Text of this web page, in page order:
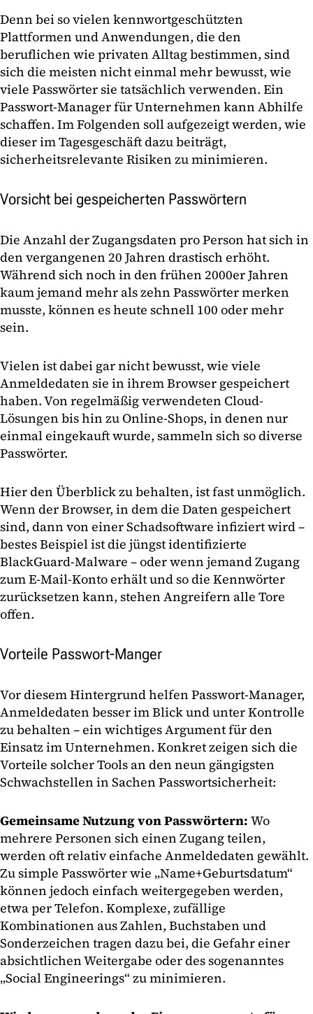
Denn bei so vielen kennwortgeschützten
Plattformen und Anwendungen, die den
beruflichen wie privaten Alltag bestimmen, sind
sich die meisten nicht einmal mehr bewusst, wie
viele Passwörter sie tatsächlich verwenden. Ein
Passwort-Manager für Unternehmen kann Abhilfe
schaffen. Im Folgenden soll aufgezeigt werden, wie
dieser im Tagesgeschäft dazu beiträgt,
sicherheitsrelevante Risiken zu minimieren.
Vorsicht bei gespeicherten Passwörtern
Die Anzahl der Zugangsdaten pro Person hat sich in
den vergangenen 20 Jahren drastisch erhöht.
Während sich noch in den frühen 2000er Jahren
kaum jemand mehr als zehn Passwörter merken
musste, können es heute schnell 100 oder mehr
sein.
Vielen ist dabei gar nicht bewusst, wie viele
Anmeldedaten sie in ihrem Browser gespeichert
haben. Von regelmäßig verwendeten Cloud-
Lösungen bis hin zu Online-Shops, in denen nur
einmal eingekauft wurde, sammeln sich so diverse
Passwörter.
Hier den Überblick zu behalten, ist fast unmöglich.
Wenn der Browser, in dem die Daten gespeichert
sind, dann von einer Schadsoftware infiziert wird –
bestes Beispiel ist die jüngst identifizierte
BlackGuard-Malware – oder wenn jemand Zugang
zum E-Mail-Konto erhält und so die Kennwörter
zurücksetzen kann, stehen Angreifern alle Tore
offen.
Vorteile Passwort-Manger
Vor diesem Hintergrund helfen Passwort-Manager,
Anmeldedaten besser im Blick und unter Kontrolle
zu behalten – ein wichtiges Argument für den
Einsatz im Unternehmen. Konkret zeigen sich die
Vorteile solcher Tools an den neun gängigsten
Schwachstellen in Sachen Passwortsicherheit:
Gemeinsame Nutzung von Passwörtern: Wo
mehrere Personen sich einen Zugang teilen,
werden oft relativ einfache Anmeldedaten gewählt.
Zu simple Passwörter wie „Name+Geburtsdatum“
können jedoch einfach weitergegeben werden,
etwa per Telefon. Komplexe, zufällige
Kombinationen aus Zahlen, Buchstaben und
Sonderzeichen tragen dazu bei, die Gefahr einer
absichtlichen Weitergabe oder des sogenanntes
„Social Engineerings“ zu minimieren.